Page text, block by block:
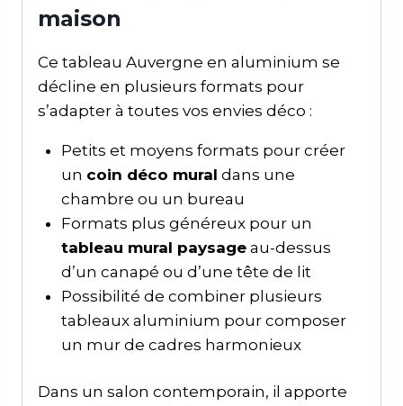
maison
Ce tableau Auvergne en aluminium se
décline en plusieurs formats pour
s’adapter à toutes vos envies déco :
Petits et moyens formats pour créer
un coin déco mural dans une
chambre ou un bureau
Formats plus généreux pour un
tableau mural paysageau-dessus
d’un canapé ou d’une tête de lit
Possibilité de combiner plusieurs
tableaux aluminium pour composer
un mur de cadres harmonieux
Dans un salon contemporain, il apporte